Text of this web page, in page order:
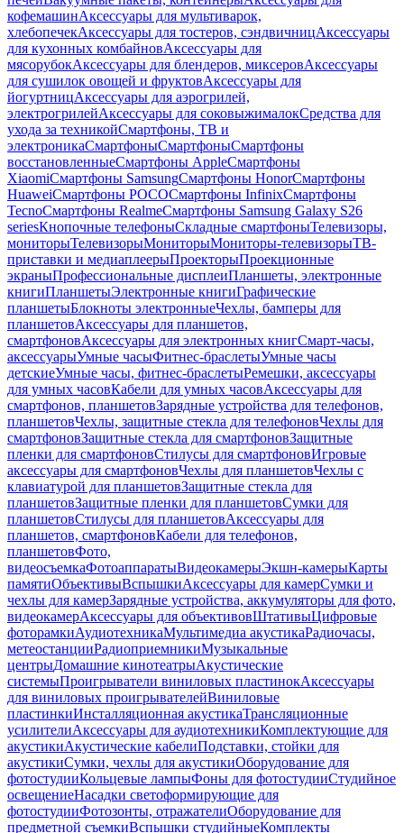
кофемашинАксессуары для мультиварок,
хлебопечекАксессуары для тостеров, сэндвичницАксессуары
для кухонных комбайновАксессуары для
мясорубокАксессуары для блендеров, миксеровАксессуары
для сушилок овощей и фруктовАксессуары для
йогуртницАксессуары для аэрогрилей,
электрогрилейАксессуары для соковыжималокСредства для
ухода за техникойСмартфоны, ТВ и
электроникаСмартфоныСмартфоныСмартфоны
восстановленныеСмартфоны AppleСмартфоны
XiaomiСмартфоны SamsungСмартфоны HonorСмартфоны
HuaweiСмартфоны POCOСмартфоны InfinixСмартфоны
TecnoСмартфоны RealmeСмартфоны Samsung Galaxy S26
seriesКнопочные телефоныСкладные смартфоныТелевизоры,
мониторыТелевизорыМониторыМониторы-телевизорыТВ-
приставки и медиаплеерыПроекторыПроекционные
экраныПрофессиональные дисплеиПланшеты, электронные
книгиПланшетыЭлектронные книгиГрафические
планшетыБлокноты электронныеЧехлы, бамперы для
планшетовАксессуары для планшетов,
смартфоновАксессуары для электронных книгСмарт-часы,
аксессуарыУмные часыФитнес-браслетыУмные часы
детскиеУмные часы, фитнес-браслетыРемешки, аксессуары
для умных часовКабели для умных часовАксессуары для
смартфонов, планшетовЗарядные устройства для телефонов,
планшетовЧехлы, защитные стекла для телефоновЧехлы для
смартфоновЗащитные стекла для смартфоновЗащитные
пленки для смартфоновСтилусы для смартфоновИгровые
аксессуары для смартфоновЧехлы для планшетовЧехлы с
клавиатурой для планшетовЗащитные стекла для
планшетовЗащитные пленки для планшетовСумки для
планшетовСтилусы для планшетовАксессуары для
планшетов, смартфоновКабели для телефонов,
планшетовФото,
видеосъемкаФотоаппаратыВидеокамерыЭкшн-камерыКарты
памятиОбъективыВспышкиАксессуары для камерСумки и
чехлы для камерЗарядные устройства, аккумуляторы для фото,
видеокамерАксессуары для объективовШтативыЦифровые
фоторамкиАудиотехникаМультимедиа акустикаРадиочасы,
метеостанцииРадиоприемникиМузыкальные
центрыДомашние кинотеатрыАкустические
системыПроигрыватели виниловых пластинокАксессуары
для виниловых проигрывателейВиниловые
пластинкиИнсталляционная акустикаТрансляционные
усилителиАксессуары для аудиотехникиКомплектующие для
акустикиАкустические кабелиПодставки, стойки для
акустикиСумки, чехлы для акустикиОборудование для
фотостудииКольцевые лампыФоны для фотостудииСтудийное
освещениеНасадки светоформирующие для
фотостудииФотозонты, отражателиОборудование для
предметной съемкиВспышки студийныеКомплекты